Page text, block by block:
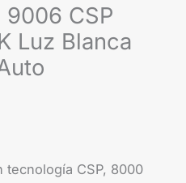
9006 CSP
Luz Blanca
tecnología CSP, 8000